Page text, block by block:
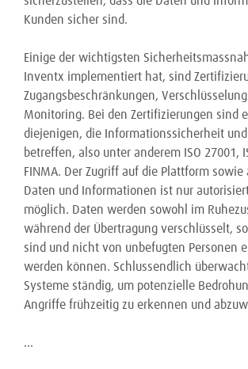
Kunden sicher sind.
Einige der wichtigsten
Inventx implementiert hat, sind
Zugangsbeschränkungen,
Monitoring. Bei den Zertifizierungen sind
diejenigen, die Informationssicherheit
betreffen, also unter anderem ISO 27001,
FINMA. Der Zugriff auf die Plattform
Daten und Informationen ist nur
möglich. Daten werden sowohl im
während der Übertragung verschlüsselt,
sind und nicht von unbefugten Personen
werden können. Schlussendlich
Systeme ständig, um potenzielle
Angriffe frühzeitig zu erkennen und
…